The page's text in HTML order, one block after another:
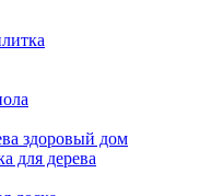
здоровый дом
для дерева